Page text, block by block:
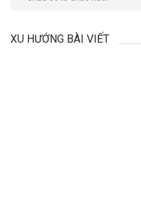
XU HƯỚNG BÀI VIẾT